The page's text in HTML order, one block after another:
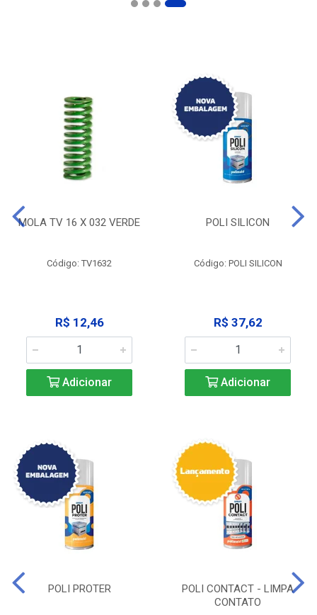
MOLA TV 16 X 032 VERDE
Código: TV1632
R$ 12,46
Adicionar
POLI SILICON
Código: POLI SILICON
R$ 37,62
Adicionar
POLI PROTER
POLI CONTACT - LIMPA
CONTATO